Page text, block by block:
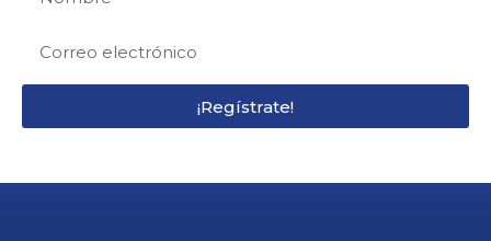
¡Regístrate!